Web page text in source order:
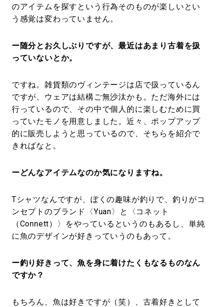
のアイテムを探すという行為そのものが楽しいとい
う感覚は変わっていません。
ー随分とお久しぶりですが、最近はあまり古着を扱
っていないとか。
ですね。雑貨類のヴィンテージは店で扱っているん
ですが、ウェアは結構ご無沙汰かも。ただ海外には
行っているので、その中で個人的に楽しむために買
っていたモノを用意しました。近々、ポップアップ
的に販売しようと思っているので、そちらを紹介で
きればなと。
ーどんなアイテムなのか気になりますね。
Tシャツなんですが、ぼくの趣味が釣りで、釣りがコ
ンセプトのブランド〈Yuan〉と〈コネット
（Connett）〉をやっているというのもあるし、単純
に魚のデザインが好きっていうのもあって。
ー釣り好きって、魚を身に着けたくもなるものなん
ですか？
もちろん、魚は好きですが（笑）、古着好きとして